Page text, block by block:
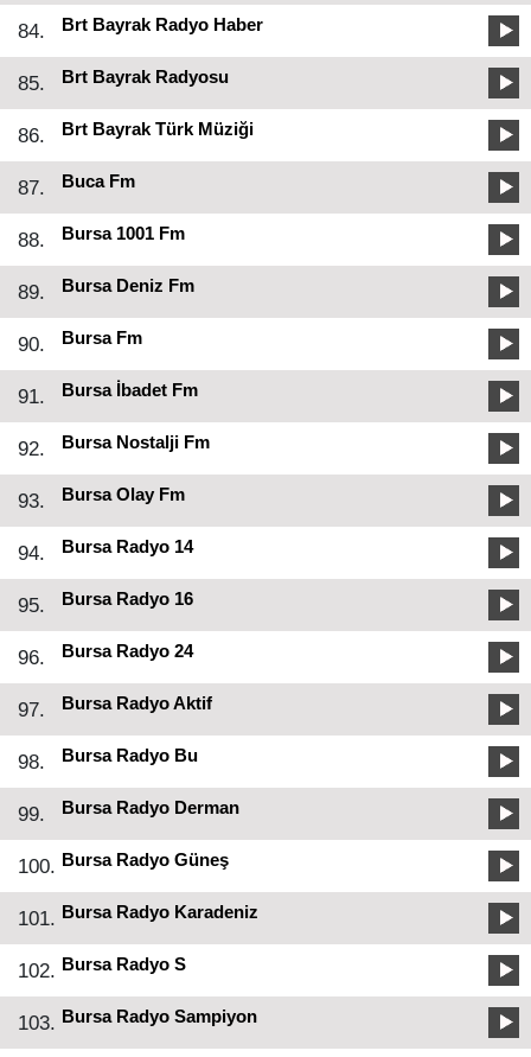
84. Brt Bayrak Radyo Haber
85. Brt Bayrak Radyosu
86. Brt Bayrak Türk Müziği
87. Buca Fm
88. Bursa 1001 Fm
89. Bursa Deniz Fm
90. Bursa Fm
91. Bursa İbadet Fm
92. Bursa Nostalji Fm
93. Bursa Olay Fm
94. Bursa Radyo 14
95. Bursa Radyo 16
96. Bursa Radyo 24
97. Bursa Radyo Aktif
98. Bursa Radyo Bu
99. Bursa Radyo Derman
100. Bursa Radyo Güneş
101. Bursa Radyo Karadeniz
102. Bursa Radyo S
103. Bursa Radyo Sampiyon